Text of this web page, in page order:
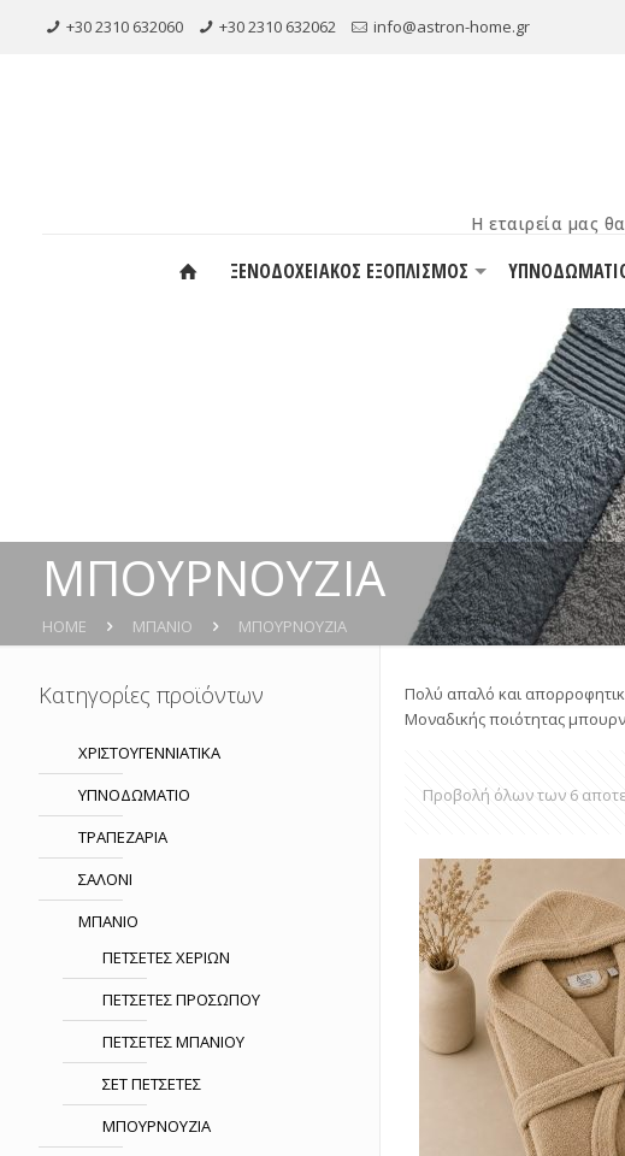
+30 2310 632060 +30 2310 632062 info@astron-home.gr
ΞΕΝΟΔΟΧΕΙΑΚΟΣ ΕΞΟΠΛΙΣΜΟΣ
ΜΠΟΥΡΝΟΥΖΙΑ
HOME ΜΠΑΝΙΟ ΜΠΟΥΡΝΟΥΖΙΑ
Πολύ απαλό και
Μοναδικής ποιότητας
Προβολή όλων των 6
Κατηγορίες προϊόντων
ΧΡΙΣΤΟΥΓΕΝΝΙΑΤΙΚΑ
ΥΠΝΟΔΩΜΑΤΙO
ΤΡΑΠΕΖΑΡΙΑ
ΣΑΛΟΝΙ
ΜΠΑΝΙΟ
ΠΕΤΣΕΤΕΣ ΧΕΡΙΩΝ
ΠΕΤΣΕΤΕΣ ΠΡΟΣΩΠΟΥ
ΠΕΤΣΕΤΕΣ ΜΠΑΝΙΟΥ
ΣΕΤ ΠΕΤΣΕΤΕΣ
ΜΠΟΥΡΝΟΥΖΙΑ